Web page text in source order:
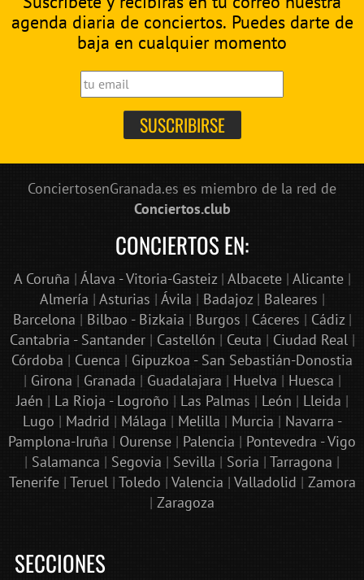
agenda diaria de conciertos. Puedes darte de
baja en cualquier momento
ConciertosenGranada.es es miembro de la red de
Conciertos.club
CONCIERTOS EN:
A Coruña | Álava - Vitoria-Gasteiz| Albacete| Alicante|
Almería | Asturias | Ávila | Badajoz| Baleares |
Barcelona | Bilbao - Bizkaia | Burgos | Cáceres | Cádiz|
Cantabria - Santander| Castellón | Ceuta | Ciudad Real |
Córdoba | Cuenca | Gipuzkoa - San Sebastián-Donostia
| Girona | Granada | Guadalajara | Huelva | Huesca |
Jaén | La Rioja - Logroño | Las Palmas | León | Lleida |
Lugo | Madrid | Málaga | Melilla | Murcia | Navarra -
Pamplona-Iruña | Ourense | Palencia | Pontevedra - Vigo
| Salamanca | Segovia | Sevilla | Soria | Tarragona |
Tenerife| Teruel | Toledo | Valencia | Valladolid | Zamora
| Zaragoza
SECCIONES